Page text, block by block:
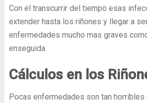
Con el transcurrir del tiempo esas
extender hasta los riñones y llegar a
enfermedades mucho mas graves
enseguida.
Cálculos en los
Pocas enfermedades son tan horribles